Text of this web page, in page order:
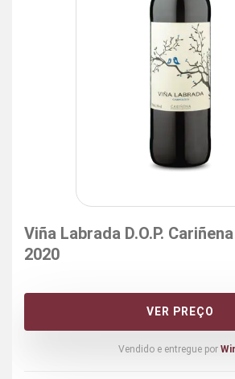
Viña Labrada D.O.P.
2020
VER PREÇO
Vendido e entregue por